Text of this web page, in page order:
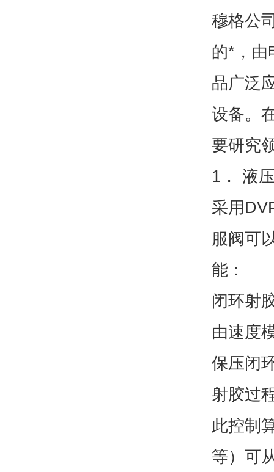
穆格公
的*，由
品广泛
设备。
要研究
1． 液
采用
服阀可
能：
闭环射
由速度
保压闭
射胶过
此控制
等）可